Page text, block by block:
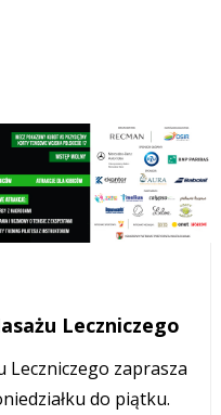
Leczniczego
Leczniczego zaprasza
do piątku.